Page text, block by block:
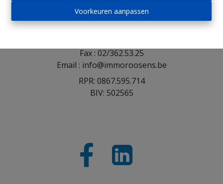
Voorkeuren aanpassen
Winderickxplein 9
1652 Alsemberg
Fax : 02/362.53.25
Email : info@immoroosens.be
RPR: 0867.595.714
BIV: 502565